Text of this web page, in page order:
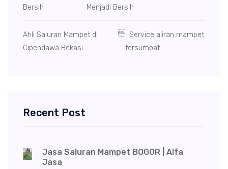
Bersih
Menjadi Bersih
Ahli Saluran Mampet di
Cipendawa Bekasi
Service aliran mampet
tersumbat
Recent Post
Jasa Saluran Mampet BOGOR | Alfa
Jasa